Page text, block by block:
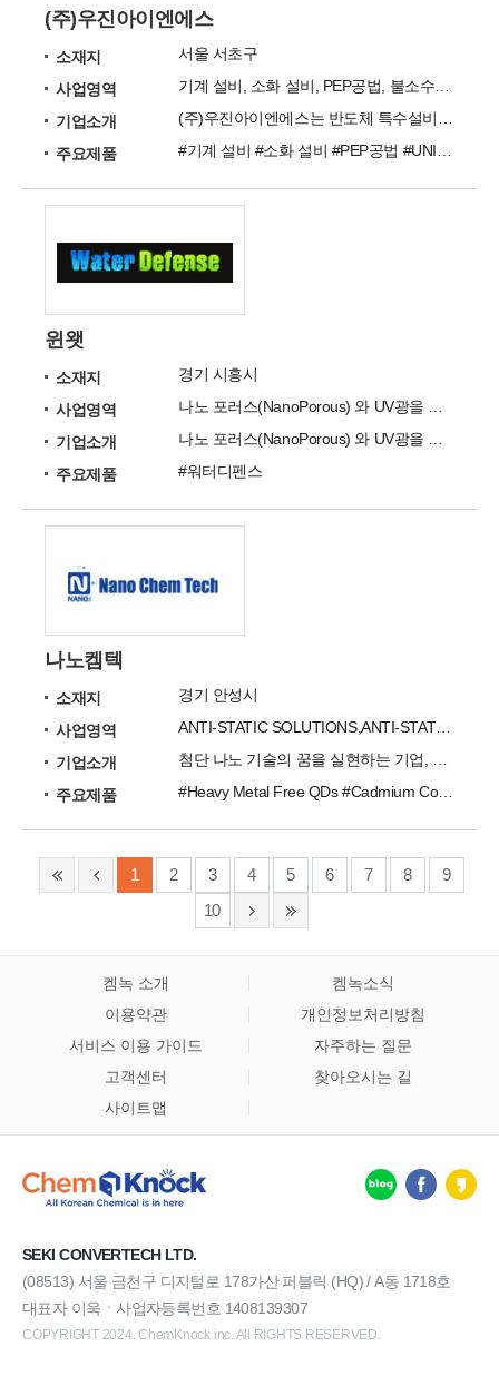
(주)우진아이엔에스
소재지
서울 서초구
사업영역
기업소개
주요제품
윈왯
소재지
경기 시흥시
사업영역
기업소개
주요제품
#워터디펜스
나노켐텍
소재지
경기 안성시
사업영역
ANTI-STATIC SOLUTIONS,ANTI-STATIC APPLICATIONS
기업소개
주요제품
#Heavy Metal Free QDs #Cadmium Core QDs #Hybrid QD #AgNW TCF Silver #GLASSOM #GLASSOM-XPEF #GLASSOM-LPEF #GLASSOM-PAF #PICON #POLYNOX-SOFT MAT
1 2 3 4 5 6 7 8
9
10
켐녹 소개
켐녹소식
이용약관
개인정보처리방침
서비스 이용 가이드
자주하는 질문
고객센터
찾아오시는 길
사이트맵
SEKI CONVERTECH LTD.
(08513) 서울 금천구 디지털로 178가산 퍼블릭 (HQ) / A동 1718호
대표자 이욱ㆍ사업자등록번호 1408139307
COPYRIGHT 2024. ChemKnock inc. All RIGHTS RESERVED.